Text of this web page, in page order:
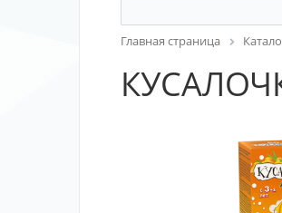
Главная страница